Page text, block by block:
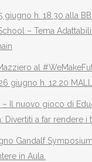
giugno h. 18.30 alla
– Tema
al
giugno h. 12.20
– Il nuovo gioco di
Divertiti a far rendere i
Gandalf
in Aula.